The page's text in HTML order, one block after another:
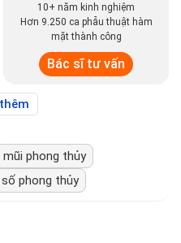
10+ năm kinh nghiệm
Hơn 9.250 ca phẫu thuật hàm
mặt thành công
Bác sĩ tư vấn
mũi phong thủy
phong thủy